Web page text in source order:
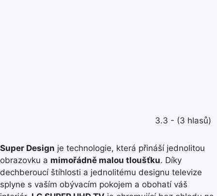
3.3 - (3 hlasů)
Super Design je technologie, která přináší jednolitou
obrazovku a mimořádně malou tloušťku. Díky
dechberoucí štíhlosti a jednolitému designu televize
splyne s vaším obývacím pokojem a obohatí váš